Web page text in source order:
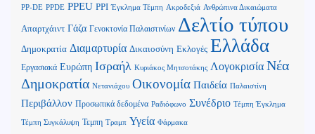
PP-DE PPDE PPEU PPI Έγκλημα Τέμπη Ακροδεξιά Ανθρώπινα Δικαιώματα
Απαρτχάιντ Γάζα Γενοκτονία Παλαιστινίων Δελτίο τύπου
Δημοκρατία Διαμαρτυρία Δικαιοσύνη Εκλογές Ελλάδα
Εργασιακά Ευρώπη Ισραήλ Κυριάκος Μητσοτάκης Λογοκρισία Νέα
Δημοκρατία Νετανιάχου Οικονομία Παιδεία Παλαιστίνη
Περιβάλλον Προσωπικά δεδομένα Ραδιόφωνο Συνέδριο Τέμπη Έγκλημα
Τέμπη Συγκάλυψη Τεμπη Τραμπ Υγεία Φάρμακα